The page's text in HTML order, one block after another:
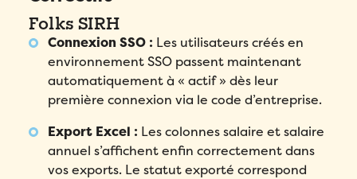
Folks SIRH
Connexion SSO : Les utilisateurs créés en
environnement SSO passent maintenant
automatiquement à « actif » dès leur
première connexion via le code d’entreprise.
Export Excel : Les colonnes salaire et salaire
annuel s’affichent enfin correctement dans
vos exports. Le statut exporté correspond